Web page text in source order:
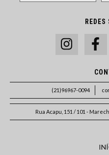
(21)96967-0094
Rua Acapu, 151 / 101 -